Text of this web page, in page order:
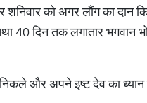
को अगर लौंग का दान
40 दिन तक लगातार भगवान
और अपने इष्ट देव का